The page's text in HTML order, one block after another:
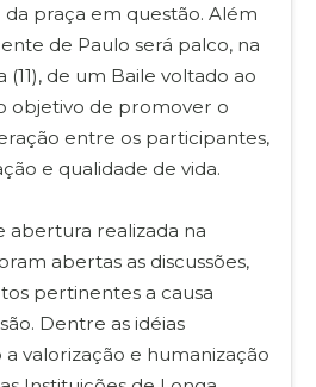
praça em questão. Além
de Paulo será palco, na
de um Baile voltado ao
objetivo de promover o
entre os participantes,
e qualidade de vida.
abertura realizada na
abertas as discussões,
pertinentes a causa
Dentre as idéias
valorização e humanização